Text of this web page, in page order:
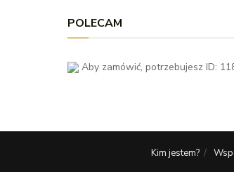
POLECAM
Aby zamówić, potrzebujesz ID:
Kim jestem?